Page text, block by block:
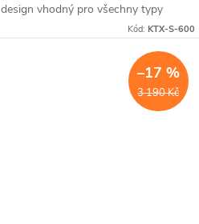
design vhodný pro všechny typy
radiátorů. Série: KTX • Barva:
Kód: KTX-S-600
3 190 Kč
–17 %